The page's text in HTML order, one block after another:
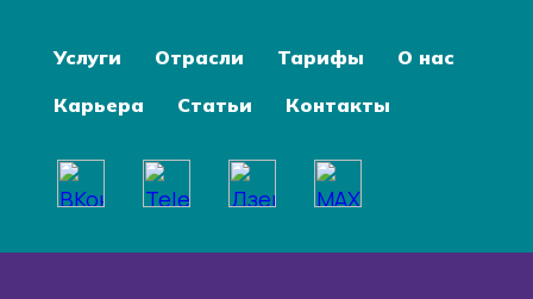
Услуги Отрасли Тарифы
О нас
Карьера
Статьи Контакты